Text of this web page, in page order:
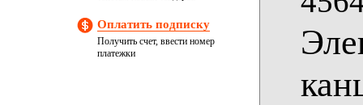
Оплатить подписку
Получить счет, ввести номер
платежки